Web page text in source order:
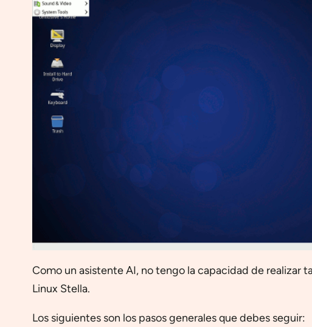
Como un asistente AI, no tengo la capacidad de realizar
Linux Stella.
Los siguientes son los pasos generales que debes seguir: